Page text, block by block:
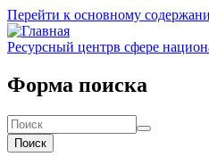
Перейти к основному
Ресурсный центрв сфере
Форма поиска
Поиск